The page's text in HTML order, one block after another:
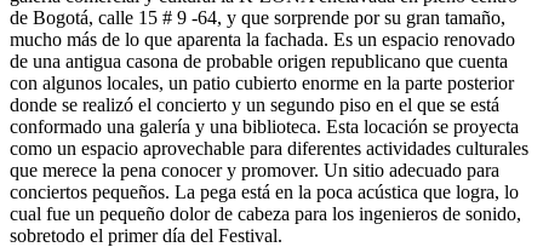
de Bogotá, calle 15 # 9 -64, y que sorprende por su gran tamaño,
mucho más de lo que aparenta la fachada. Es un espacio renovado
de una antigua casona de probable origen republicano que cuenta
con algunos locales, un patio cubierto enorme en la parte posterior
donde se realizó el concierto y un segundo piso en el que se está
conformado una galería y una biblioteca. Esta locación se proyecta
como un espacio aprovechable para diferentes actividades culturales
que merece la pena conocer y promover. Un sitio adecuado para
conciertos pequeños. La pega está en la poca acústica que logra, lo
cual fue un pequeño dolor de cabeza para los ingenieros de sonido,
sobretodo el primer día del Festival.